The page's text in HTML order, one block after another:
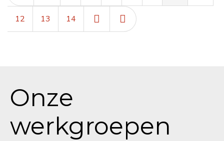
12 13 14
Onze
werkgroepen